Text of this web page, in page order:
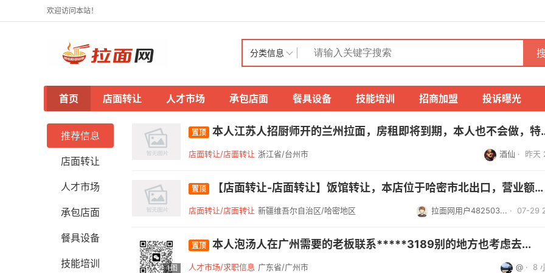
欢迎访问本站！
分类信息
首页 店面转让 人才市场 承包店面 餐具设备 技能培训 招商加盟 投诉曝光
推荐信息
店面转让
人才市场
承包店面
餐具设备
技能培训
置顶 本人江苏人招厨师开的兰州拉面，房租即将到期，本人也不会做，特别闹心，特...
店面转让/店面转让 浙江省/台州市 酒仙 · 昨天
置顶 【店面转让-店面转让】饭馆转让，本店位于哈密市北出口，营业额一千七八到...
店面转让/店面转让 新疆维吾尔自治区/哈密地区 拉面网用户482503... · 07-29
1图
置顶 本人泡汤人在广州需要的老板联系*****3189别的地方也考虑去...
人才市场/求职信息 广东省/广州市 @ · 8